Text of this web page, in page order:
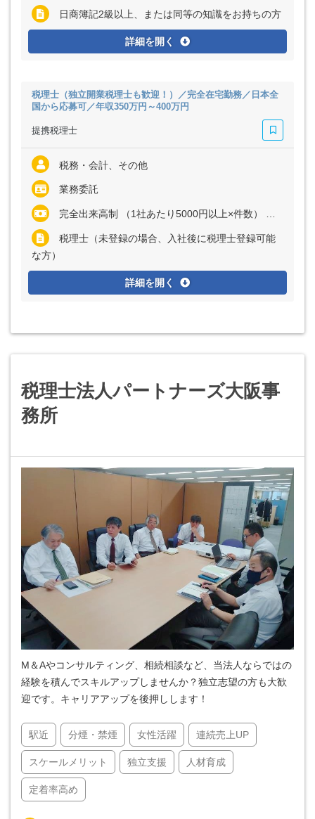
日商簿記2級以上、または同等の知識をお持ちの方
詳細を開く
税理士（独立開業税理士も歓迎！）／完全在宅勤務／日本全
国から応募可／年収350万円～400万円
提携税理士
税務・会計、その他
業務委託
完全出来高制 （1社あたり5000円以上×件数） ※経験・能力に応じて、単価は変動します ※初月は5社程度からスタートし、慣れてきたらおおむね月40社～60社ほどの担当件数を想定しています （月額報酬3万円～30万円程度を予定） ※毎月継続的に業務が発生する仕組みを採用しています
税理士（未登録の場合、入社後に税理士登録可能
な方）
詳細を開く
税理士法人パートナーズ大阪事
務所
M＆Aやコンサルティング、相続相談など、当法人ならではの
経験を積んでスキルアップしませんか？独立志望の方も大歓
迎です。キャリアアップを後押しします！
駅近 分煙・禁煙 女性活躍 連続売上UP
スケールメリット 独立支援 人材育成
定着率高め